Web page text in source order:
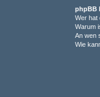
phpBB
Wer hat
Warum
An wen
Wie